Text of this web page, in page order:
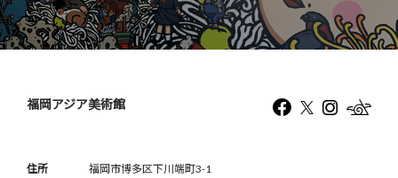
福岡アジア美術館
住所
福岡市博多区下川端町3-1